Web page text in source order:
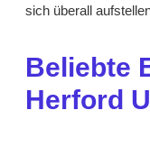
sich überall
Beliebte
Herford